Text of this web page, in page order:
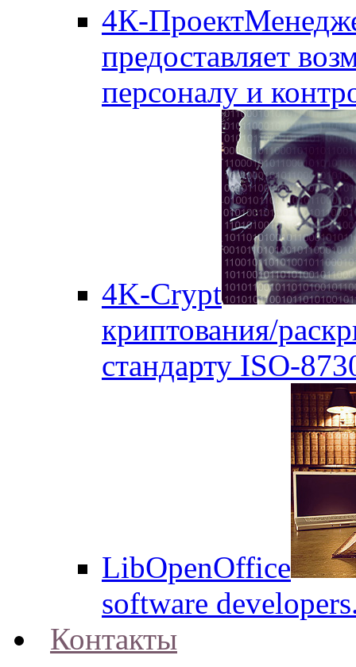
4К-
предоставляет
персоналу и
4K-Crypt
криптования/
стандарту ISO-
LibOpenOffice
software
Контакты